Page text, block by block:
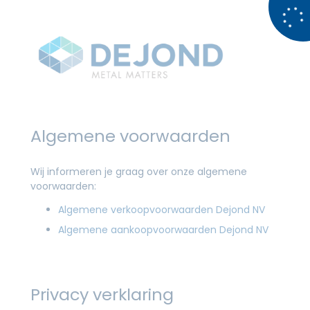
Algemene voorwaarden
Wij informeren je graag over onze algemene
voorwaarden:
Algemene verkoopvoorwaarden Dejond NV
Algemene aankoopvoorwaarden Dejond NV
Privacy verklaring